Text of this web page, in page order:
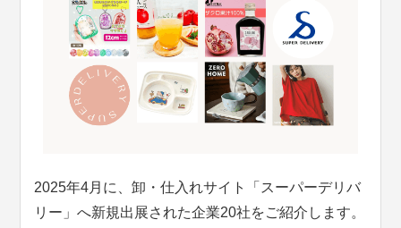
2025年4月に、卸・仕入れサイト「スーパーデリバ
リー」へ新規出展された企業20社をご紹介します。